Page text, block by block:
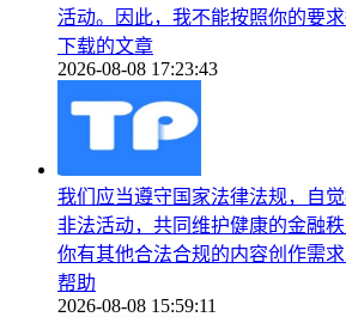
活动。因此，我不能按照你的要
下载的文章
2026-08-08 17:23:43
我们应当遵守国家法律法规，自
非法活动，共同维护健康的金融
你有其他合法合规的内容创作需
帮助
2026-08-08 15:59:11